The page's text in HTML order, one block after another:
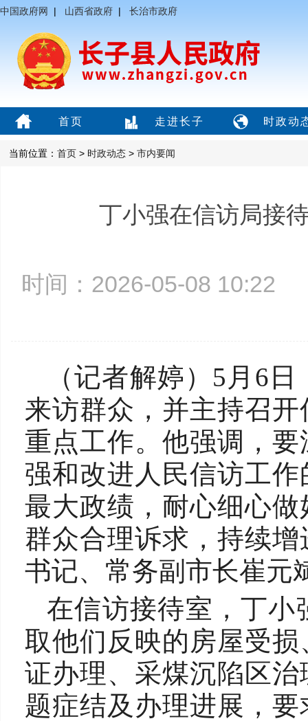
中国政府网 | 山西省政府 | 长治市政府
首页 走进长子 时政动
当前位置： 首页 > 时政动态 > 市内要闻
丁小强在信访局接
时间：2026-05-08
（记者解婷）5月6
来访群众，并主持召
重点工作。他强调，
强和改进人民信访工
最大政绩，耐心细心
群众合理诉求，持续
书记、常务副市长崔元
在信访接待室，丁小
取他们反映的房屋受
证办理、采煤沉陷区
题症结及办理进展，